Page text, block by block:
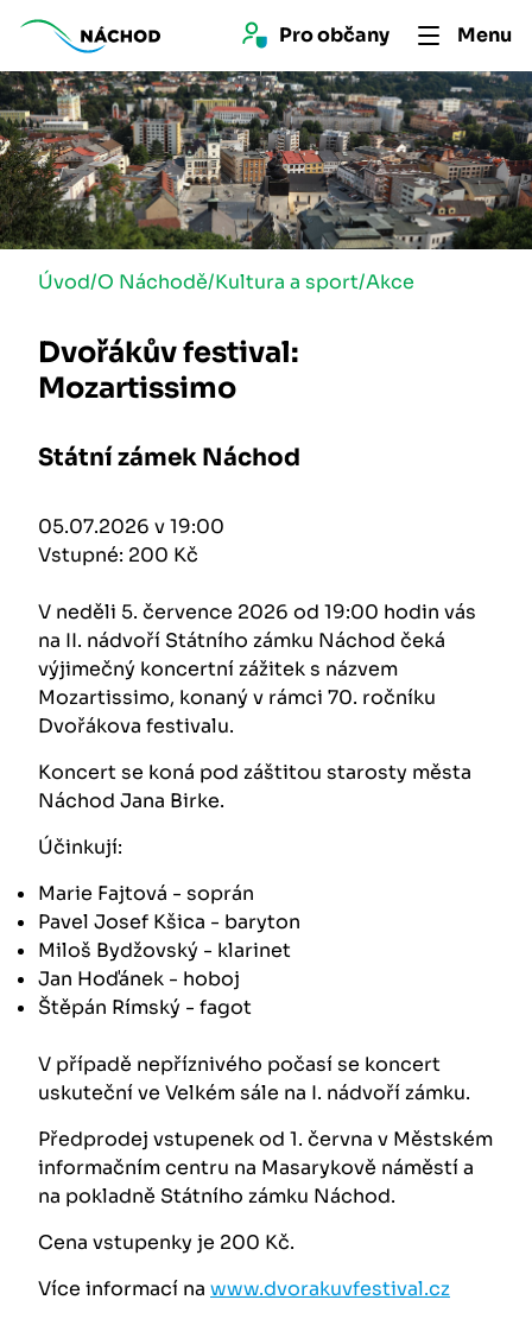
Pro občany Menu
Úvod/O Náchodě/Kultura a sport/Akce
Dvořákův festival:
Mozartissimo
Státní zámek Náchod
05.07.2026 v 19:00
Vstupné: 200 Kč
V neděli 5. července 2026 od 19:00 hodin vás
na II. nádvoří Státního zámku Náchod čeká
výjimečný koncertní zážitek s názvem
Mozartissimo, konaný v rámci 70. ročníku
Dvořákova festivalu.
Koncert se koná pod záštitou starosty města
Náchod Jana Birke.
Účinkují:
Marie Fajtová - soprán
Pavel Josef Kšica - baryton
Miloš Bydžovský - klarinet
Jan Hoďánek - hoboj
Štěpán Rímský - fagot
V případě nepříznivého počasí se koncert
uskuteční ve Velkém sále na I. nádvoří zámku.
Předprodej vstupenek od 1. června v Městském
informačním centru na Masarykově náměstí a
na pokladně Státního zámku Náchod.
Cena vstupenky je 200 Kč.
Více informací na www.dvorakuvfestival.cz